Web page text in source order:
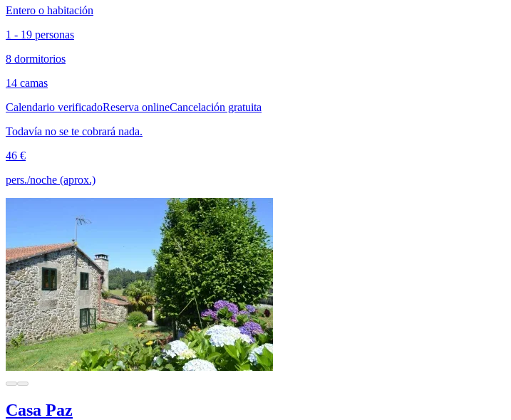
Entero o habitación
1 - 19 personas
8 dormitorios
14 camas
Calendario verificadoReserva onlineCancelación gratuita
Todavía no se te cobrará nada.
46 €
pers./noche (aprox.)
Casa Paz